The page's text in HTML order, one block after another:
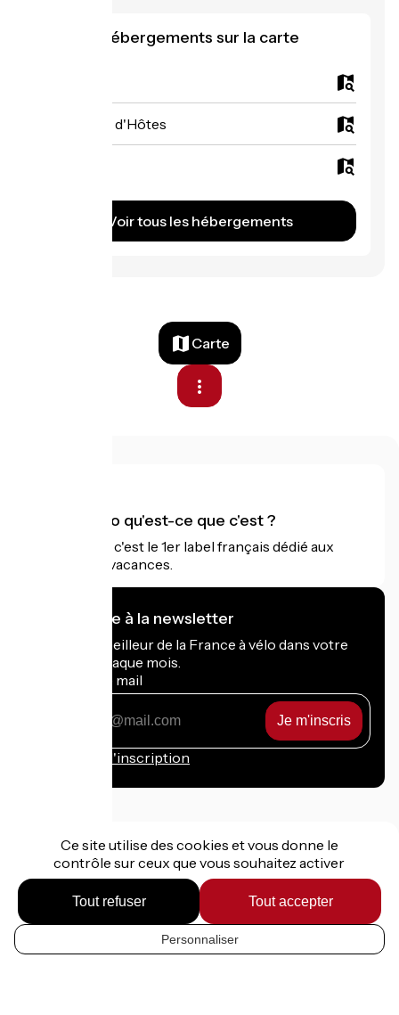
FR
Voir les hébergements sur la carte
Chambres d'Hôtes
Voir tous les hébergements
Carte
Accueil Vélo qu'est-ce que c'est ?
Accueil Vélo c'est le 1er label français dédié aux
cyclistes en vacances.
Je m'abonne à la newsletter
Recevez le meilleur de la France à vélo dans votre
boîte mail chaque mois.
Mon adresse mail
Conditions d'inscription
Financé dans le cadre de Destination France
Mentions légales
Données personnelles
Ce site utilise des cookies et vous donne le
contrôle sur ceux que vous souhaitez activer
Tout accepter
Tout refuser
Personnaliser